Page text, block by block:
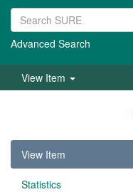
Advanced Search
View Item
View Item
Statistics